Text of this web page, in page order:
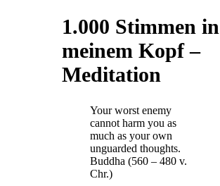
1.000 Stimmen in
meinem Kopf –
Meditation
Your worst enemy
cannot harm you as
much as your own
unguarded thoughts.
Buddha (560 – 480 v.
Chr.)